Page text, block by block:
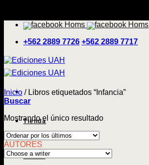
contenido
+562 2889 7726 +562 2889 7717
Tienda
Temas
Inicio /Libros etiquetados “Infancia”
Buscar
Mostrando el único resultado
AUTORES